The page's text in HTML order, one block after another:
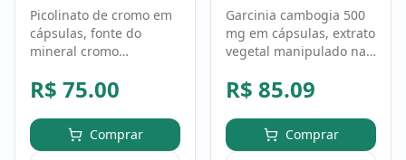
Cápsulas
Picolinato de cromo em
cápsulas, fonte do
mineral cromo
Fórmula. Fórmula
conforme orientação
profissional.
R$ 75.00
Comprar
90 Cápsulas
Garcinia cambogia 500
mg em cápsulas, extrato
vegetal manipulado na
personalizada, uso
profissional.
R$ 85.09
Comprar